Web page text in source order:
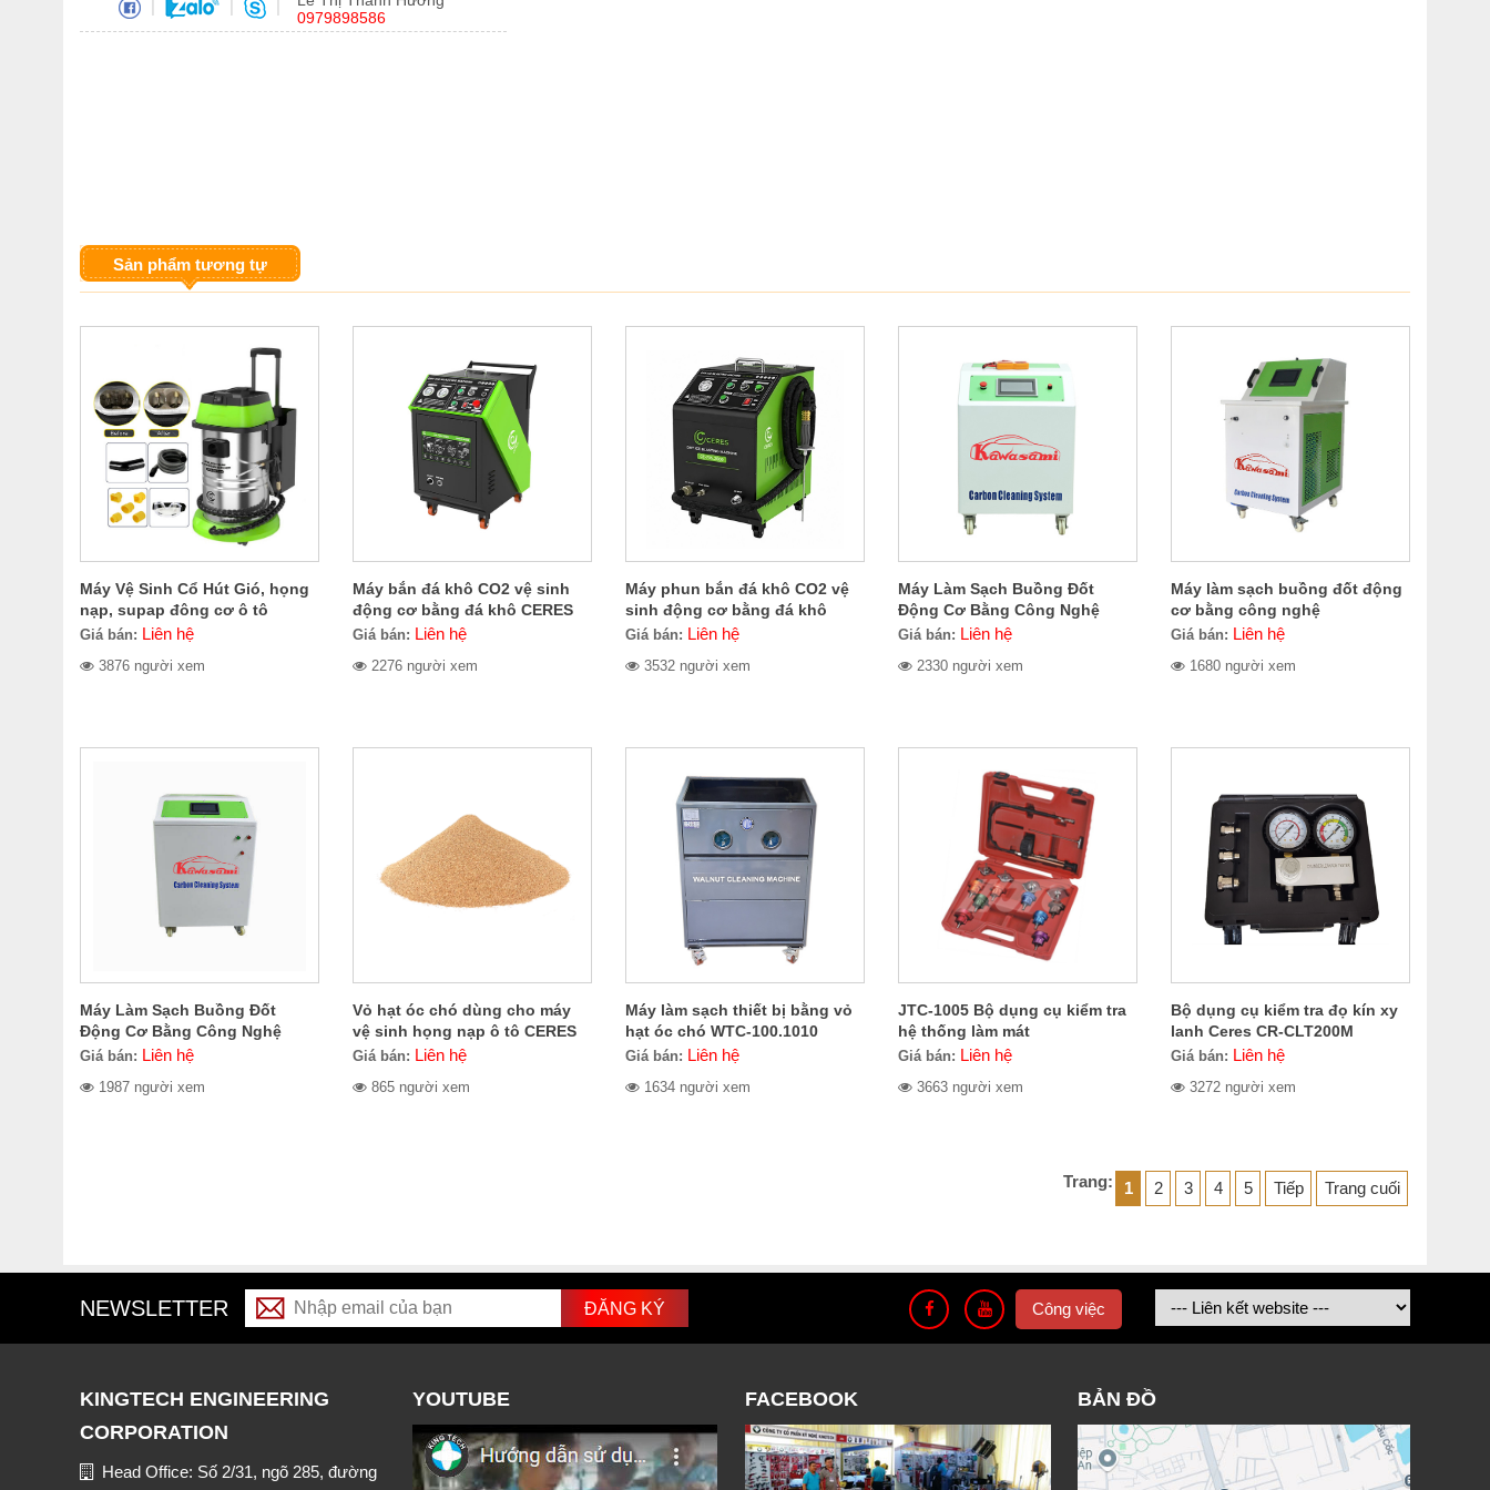
0979898586
Sản phẩm tương tự
Máy Vệ Sinh Cổ Hút Gió, họng
nạp, supap đông cơ ô tô
CERES CE-300.1400
Giá bán: Liên hệ
3876 người xem
Máy bắn đá khô CO2 vệ sinh
động cơ bằng đá khô CERES
CE-709.2000
Giá bán: Liên hệ
2276 người xem
Máy phun bắn đá khô CO2 vệ
sinh động cơ bằng đá khô
CERES CER-705.2000
Giá bán: Liên hệ
3532 người xem
Máy Làm Sạch Buồng Đốt
Động Cơ Bằng Công Nghệ
Oxyhydrogen Kawasami
Giá bán: Liên hệ
2330 người xem
Máy làm sạch buồng đốt động
cơ bằng công nghệ
Oxyhydrogen Kcs1500
Giá bán: Liên hệ
1680 người xem
Máy Làm Sạch Buồng Đốt
Động Cơ Bằng Công Nghệ
Oxyhydrogen Kawasami
Giá bán: Liên hệ
1987 người xem
Vỏ hạt óc chó dùng cho máy
vệ sinh họng nạp ô tô CERES
CE-100.1011
Giá bán: Liên hệ
865 người xem
Máy làm sạch thiết bị bằng vỏ
hạt óc chó WTC-100.1010
Giá bán: Liên hệ
1634 người xem
JTC-1005 Bộ dụng cụ kiểm tra
hệ thống làm mát
Giá bán: Liên hệ
3663 người xem
Bộ dụng cụ kiểm tra đọ kín xy
lanh Ceres CR-CLT200M
Giá bán: Liên hệ
3272 người xem
Trang: 1 2 3 4 5 Tiếp Trang cuối
NEWSLETTER Công việc
KINGTECH ENGINEERING
CORPORATION
Head Office: Số 2/31, ngõ 285, đường
YOUTUBE FACEBOOK BẢN ĐỒ